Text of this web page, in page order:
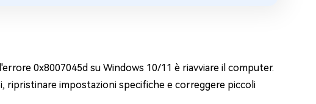
0x8007045d su Windows 10/11 è riavviare il computer.
ripristinare impostazioni specifiche e correggere piccoli